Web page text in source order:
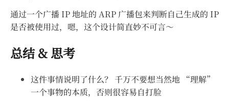
通过一个广播 IP 地址的 ARP 广播包来判断自己生成的 IP
是否被使用过，嗯，这个设计简直妙不可言～
总结 & 思考
这件事情说明了什么？ 千万不要想当然地 “理解”
一个事物的本质，否则很容易自打脸